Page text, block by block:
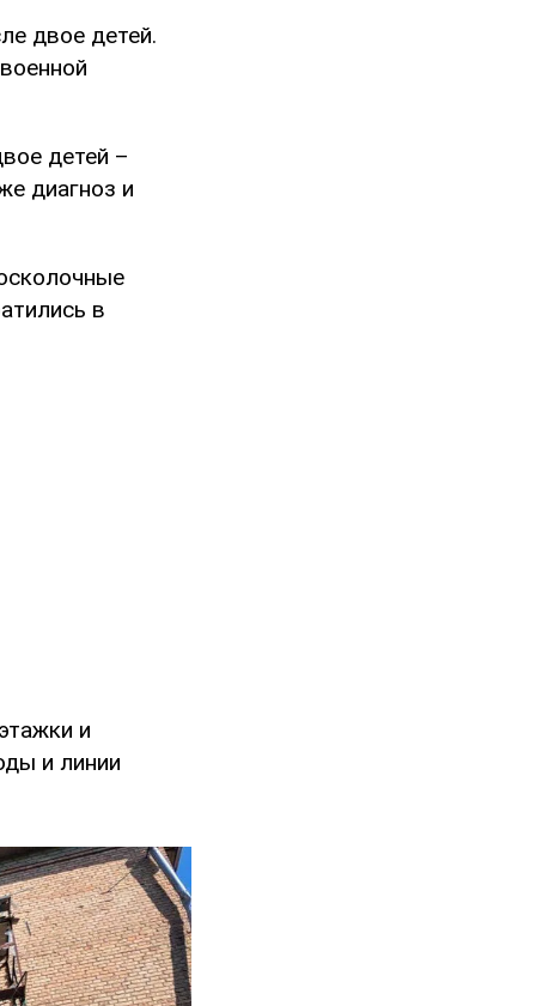
двое детей.
детей –
диагноз и
в
и
и линии